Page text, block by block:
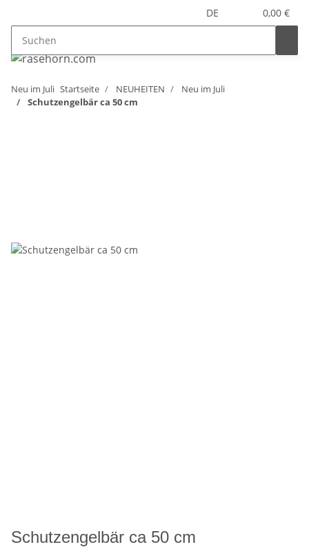
DE 0,00 €
Neu im Juli Startseite NEUHEITEN
Neu im Juli
Schutzengelbär ca 50 cm
Schutzengelbär ca 50 cm